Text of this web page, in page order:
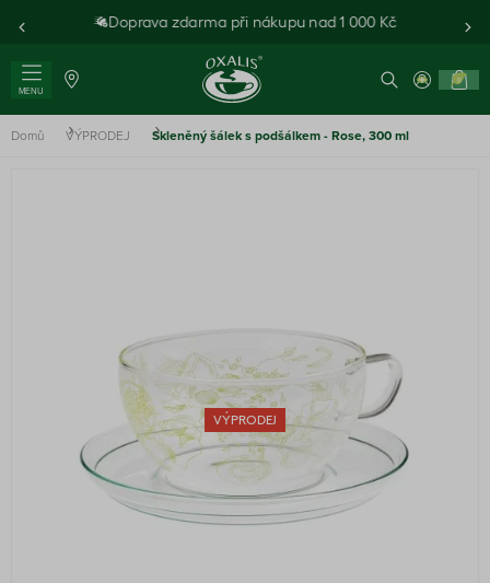
Doprava zdarma při nákupu nad 1 000 Kč
MENU
0
Domů VÝPRODEJ Skleněný šálek s podšálkem - Rose, 300 ml
VÝPRODEJ